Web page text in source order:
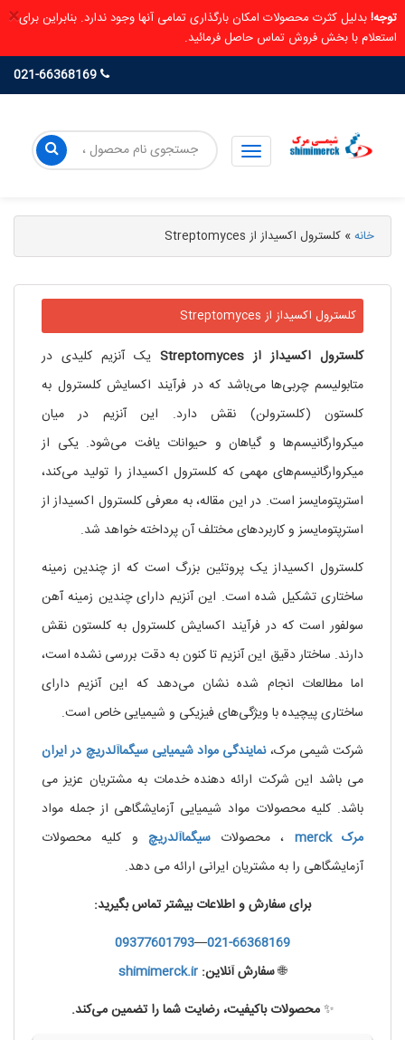
× توجه!بدلیل کثرت محصولات امکان بارگذاری تمامی آنها وجود ندارد. بنابراین برای
استعلام با بخش فروش تماس حاصل فرمائید.
خانه» کلسترول اکسیداز از Streptomyces
کلسترول اکسیداز از Streptomyces
کلسترول اکسیداز از Streptomyces یک آنزیم کلیدی در
متابولیسم چربی‌ها می‌باشد که در فرآیند اکسایش کلسترول به
کلستون (کلسترولن) نقش دارد. این آنزیم در میان
میکروارگانیسم‌ها و گیاهان و حیوانات یافت می‌شود. یکی از
میکروارگانیسم‌های مهمی که کلسترول اکسیداز را تولید می‌کند،
استرپتومایسز است. در این مقاله، به معرفی کلسترول اکسیداز از
استرپتومایسز و کاربردهای مختلف آن پرداخته خواهد شد.
کلسترول اکسیداز یک پروتئین بزرگ است که از چندین زمینه
ساختاری تشکیل شده است. این آنزیم دارای چندین زمینه آهن
سولفور است که در فرآیند اکسایش کلسترول به کلستون نقش
دارند. ساختار دقیق این آنزیم تا کنون به دقت بررسی نشده است،
اما مطالعات انجام شده نشان می‌دهد که این آنزیم دارای
ساختاری پیچیده با ویژگی‌های فیزیکی و شیمیایی خاص است.
شرکت شیمی مرک،نمایندگی مواد شیمیایی سیگماآلدریچ در ایران
می باشد این شرکت ارائه دهنده خدمات به مشتریان عزیز می
باشد. کلیه محصولات مواد شیمیایی آزمایشگاهی از جمله مواد
مرک merck ، محصولاتسیگماآلدریچ و کلیه محصولات
آزمایشگاهی را به مشتریان ایرانی ارائه می دهد.
برای سفارش و اطلاعات بیشتر تماس بگیرید:
021-66368169
—
09377601793
🌐سفارش آنلاین: shimimerck.ir
✨محصولات باکیفیت، رضایت شما را تضمین می‌کند.